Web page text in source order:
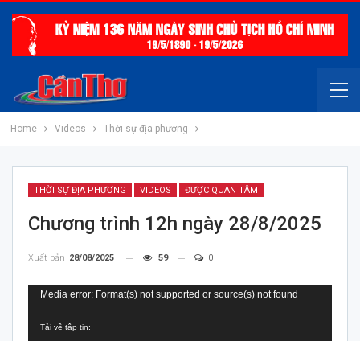
Home Videos Thời sự địa phương
THỜI SỰ ĐỊA PHƯƠNG VIDEOS ĐƯỢC QUAN TÂM
Chương trình 12h ngày 28/8/2025
Xuất bản 28/08/2025 59 0
Trình
Video
Media error: Format(s) not supported or source(s) not found
Tải về tập tin: